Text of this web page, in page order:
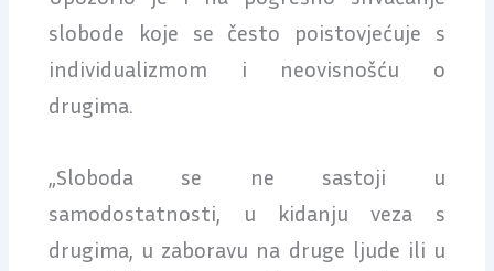
slobode koje se često poistovjećuje s
individualizmom i neovisnošću o
drugima.
„Sloboda se ne sastoji u
samodostatnosti, u kidanju veza s
drugima, u zaboravu na druge ljude ili u